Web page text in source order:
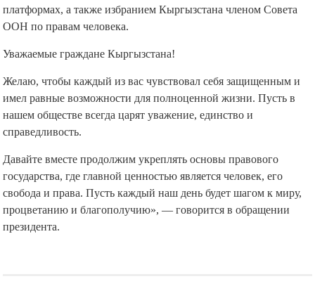
платформах, а также избранием Кыргызстана членом Совета
ООН по правам человека.
Уважаемые граждане Кыргызстана!
Желаю, чтобы каждый из вас чувствовал себя защищенным и
имел равные возможности для полноценной жизни. Пусть в
нашем обществе всегда царят уважение, единство и
справедливость.
Давайте вместе продолжим укреплять основы правового
государства, где главной ценностью является человек, его
свобода и права. Пусть каждый наш день будет шагом к миру,
процветанию и благополучию», — говорится в обращении
президента.